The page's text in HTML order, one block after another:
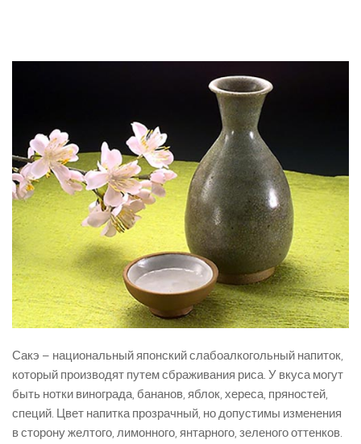
Сакэ – национальный японский слабоалкогольный напиток,
который производят путем сбраживания риса. У вкуса могут
быть нотки винограда, бананов, яблок, хереса, пряностей,
специй. Цвет напитка прозрачный, но допустимы изменения
в сторону желтого, лимонного, янтарного, зеленого оттенков.